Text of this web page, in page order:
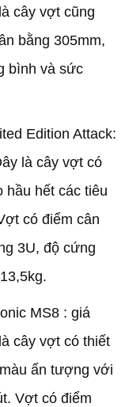
cây vợt cũng
bằng 305mm,
bình và sức
Edition Attack:
là cây vợt có
hầu hết các tiêu
có điểm cân
3U, độ cứng
MS8 : giá
cây vợt có thiết
ấn tượng với
Vợt có điểm